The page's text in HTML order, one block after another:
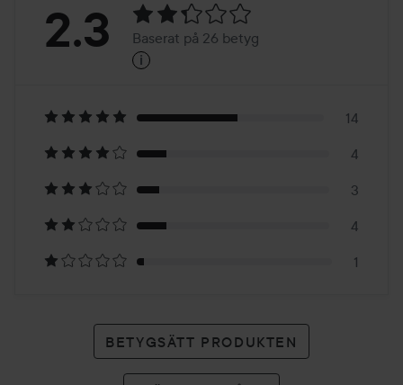
Betyg:
Baserat
på
26
betyg
2.3 Baserat på 26 betyg
i
14
4
3
4
1
BETYGSÄTT PRODUKTEN